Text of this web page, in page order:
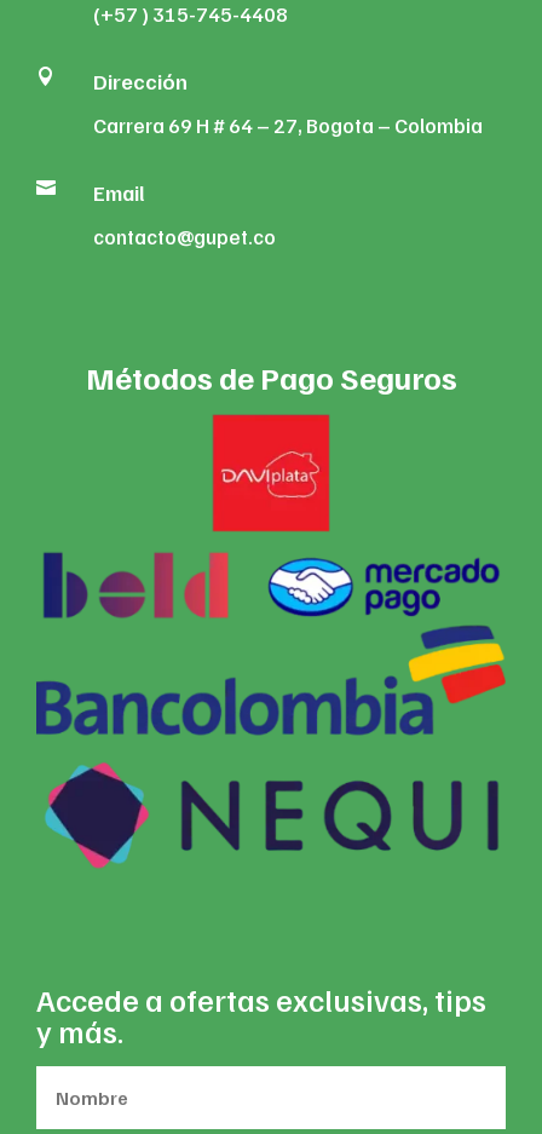
(+57 ) 315-745-4408
 Dirección
Carrera 69 H # 64 – 27, Bogota – Colombia
 Email
contacto@gupet.co
Métodos de Pago Seguros
Accede a ofertas exclusivas, tips
y más.